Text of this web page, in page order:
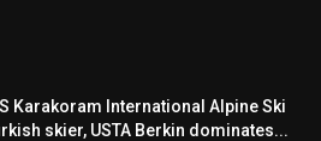
Karakoram International Alpine Ski
skier, USTA Berkin dominates...